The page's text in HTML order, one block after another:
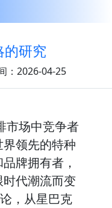
的研究
：2026-04-25
市场中竞争者
领先的特种
牌拥有者，
代潮流而变
，从星巴克